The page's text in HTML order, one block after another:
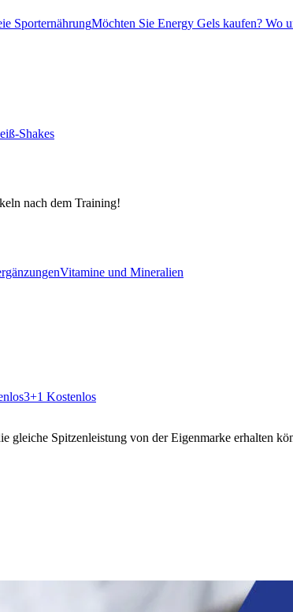
SporternährungMöchten Sie Energy Gels kaufen? Wo
Shakes
nach dem Training!
Vitamine und Mineralien
3+1 Kostenlos
gleiche Spitzenleistung von der Eigenmarke erhalten